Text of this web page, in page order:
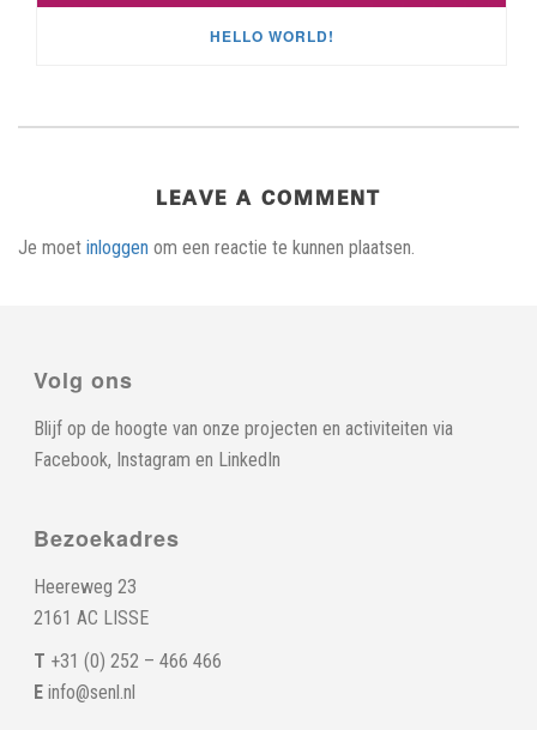
HELLO WORLD!
LEAVE A COMMENT
Je moet inloggen om een reactie te kunnen plaatsen.
Volg ons
Blijf op de hoogte van onze projecten en activiteiten via
Facebook, Instagram en LinkedIn
Bezoekadres
Heereweg 23
2161 AC LISSE
T +31 (0) 252 – 466 466
E info@senl.nl